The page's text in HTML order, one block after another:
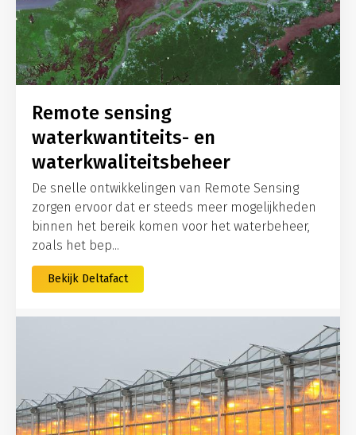
Remote sensing
waterkwantiteits- en
waterkwaliteitsbeheer
De snelle ontwikkelingen van Remote Sensing
zorgen ervoor dat er steeds meer mogelijkheden
binnen het bereik komen voor het waterbeheer,
zoals het bep...
Bekijk Deltafact